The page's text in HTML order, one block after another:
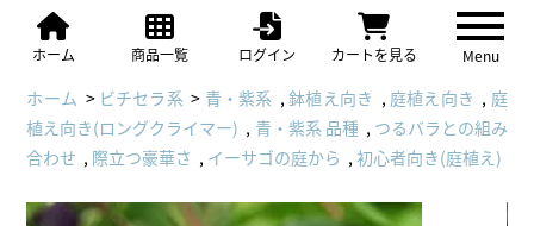
ホーム 商品一覧 ログイン カートを見る Menu
ホーム > ビチセラ系 > 青・紫系 ,鉢植え向き , 庭植え向き , 庭
植え向き(ロングクライマー) , 青・紫系 品種 , つるバラとの組み
合わせ , 際立つ豪華さ , イーサゴの庭から ,初心者向き(庭植え)